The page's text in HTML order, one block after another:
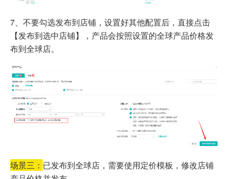
7、不要勾选发布到店铺，设置好其他配置后，直接点击
【发布到选中店铺】，产品会按照设置的全球产品价格发
布到全球店。
场景三： 已发布到全球店，需要使用定价模板，修改店铺